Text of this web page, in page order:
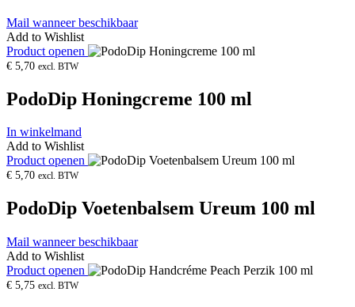
Mail wanneer beschikbaar
Add to Wishlist
Product openen
€ 5,70 excl. BTW
PodoDip Honingcreme 100 ml
In winkelmand
Add to Wishlist
Product openen
€ 5,70 excl. BTW
PodoDip Voetenbalsem Ureum 100 ml
Mail wanneer beschikbaar
Add to Wishlist
Product openen
€ 5,75 excl. BTW